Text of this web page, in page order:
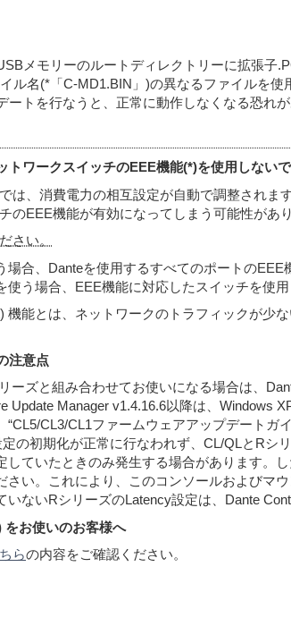
メモリーのルートディレクトリーに拡張子
ル名(*「C-MD1.BIN」)の異なるファイルを
ートを行なうと、正常に動作しなくなる恐れ
ワークスイッチのEEE機能(*)を使用しないで
は、消費電力の相互設定が自動で調整され
のEEE機能が有効になってしまう可能性があ
さい。
場合、Danteを使用するすべてのポートの
使う場合、EEE機能に対応したスイッチを使
機能とは、ネットワークのトラフィックが少
注意点
ーズと組み合わせてお使いになる場合は、
Update Manager v1.4.16.6以降は、Windows
CL3/CL1ファームウェアアップデートガ
の初期化が正常に行なわれず、CL/QLとR
していたときのみ発生する場合があります。
さい。これにより、このコンソールおよびマ
いないRシリーズのLatency設定は、Dante
お使いのお客様へ
らの内容をご確認ください。